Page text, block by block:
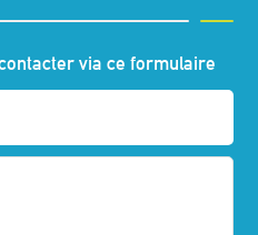
via ce formulaire